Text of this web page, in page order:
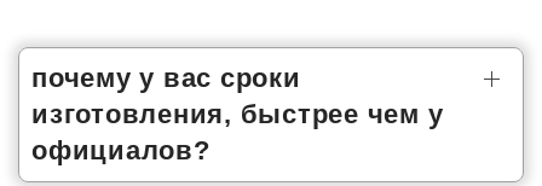
почему у вас сроки
изготовления, быстрее чем у
официалов?